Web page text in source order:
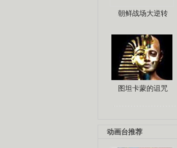
朝鲜战场大逆转
图坦卡蒙的诅咒
动画台推荐